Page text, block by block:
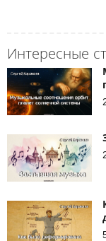
Интересные